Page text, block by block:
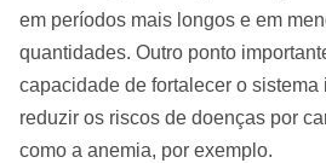
em períodos mais longos e em
quantidades. Outro ponto
capacidade de fortalecer o sistema
reduzir os riscos de doenças por
como a anemia, por exemplo.